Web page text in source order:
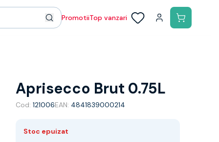
PromotiiTop vanzari
Aprisecco Brut 0.75L
Cod: 121006EAN: 4841839000214
Stoc epuizat